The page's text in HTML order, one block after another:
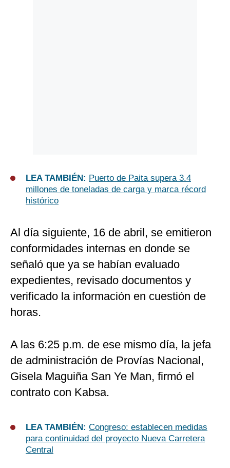
LEA TAMBIÉN: Puerto de Paita supera 3.4
millones de toneladas de carga y marca récord
histórico
Al día siguiente, 16 de abril, se emitieron
conformidades internas en donde se
señaló que ya se habían evaluado
expedientes, revisado documentos y
verificado la información en cuestión de
horas.
A las 6:25 p.m. de ese mismo día, la jefa
de administración de Provías Nacional,
Gisela Maguiña San Ye Man, firmó el
contrato con Kabsa.
LEA TAMBIÉN: Congreso: establecen medidas
para continuidad del proyecto Nueva Carretera
Central